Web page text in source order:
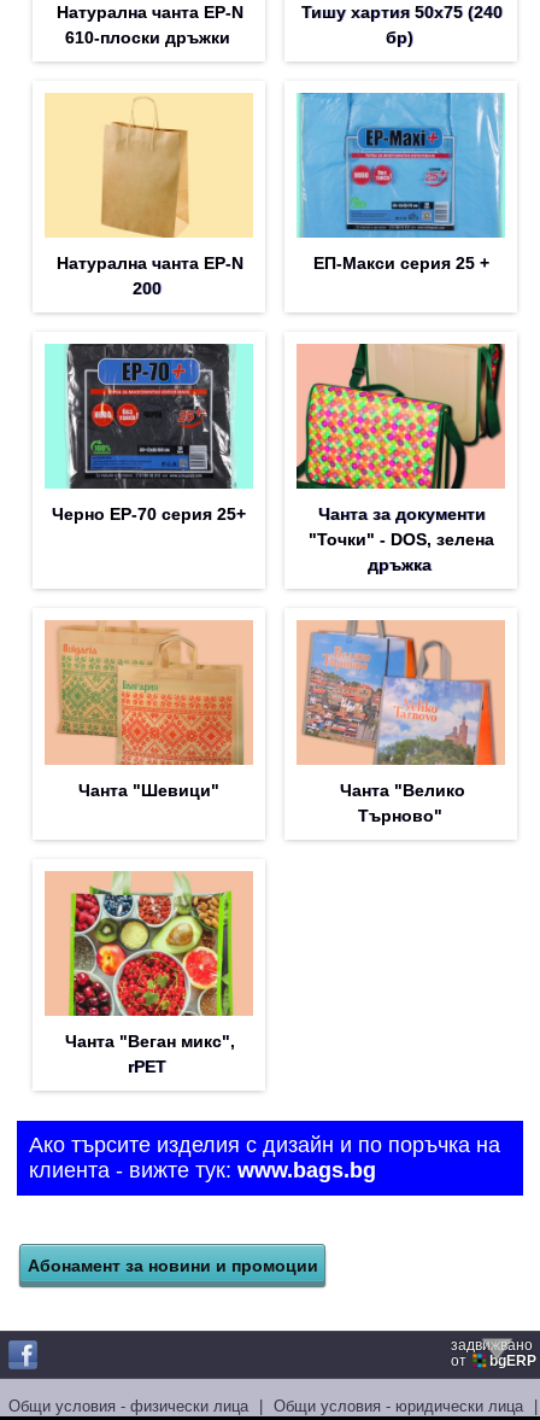
Натурална чанта EP-N
610-плоски дръжки
Тишу хартия 50х75 (240
бр)
Натурална чанта EP-N
200
ЕП-Макси серия 25 +
Черно EP-70 серия 25+
Чанта за документи
"Точки" - DOS, зелена
дръжка
Чанта "Шевици"
Чанта "Велико
Търново"
Чанта "Веган микс",
rPET
Ако търсите изделия с дизайн и по поръчка на
клиента - вижте тук: www.bags.bg
задвижвано
от
bgERP
Общи условия - физически лица Общи условия - юридически лица